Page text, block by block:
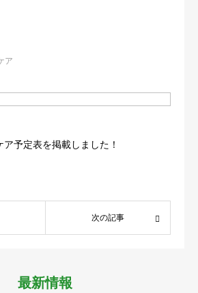
ア
予定表を掲載しました！
次の記事
最新情報